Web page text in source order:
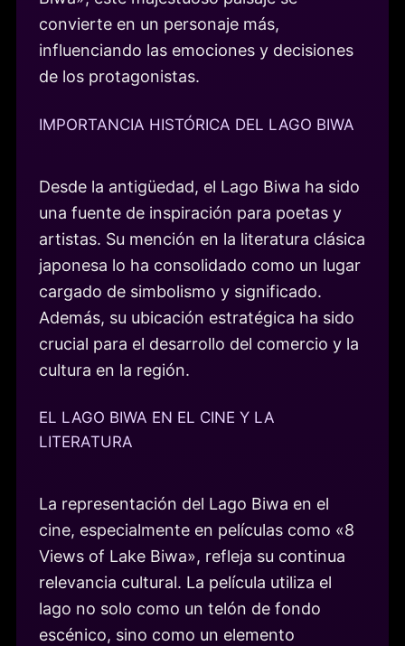
convierte en un personaje más,
influenciando las emociones y decisiones
de los protagonistas.
IMPORTANCIA HISTÓRICA DEL LAGO BIWA
Desde la antigüedad, el Lago Biwa ha sido
una fuente de inspiración para poetas y
artistas. Su mención en la literatura clásica
japonesa lo ha consolidado como un lugar
cargado de simbolismo y significado.
Además, su ubicación estratégica ha sido
crucial para el desarrollo del comercio y la
cultura en la región.
EL LAGO BIWA EN EL CINE Y LA
LITERATURA
La representación del Lago Biwa en el
cine, especialmente en películas como «8
Views of Lake Biwa», refleja su continua
relevancia cultural. La película utiliza el
lago no solo como un telón de fondo
escénico, sino como un elemento